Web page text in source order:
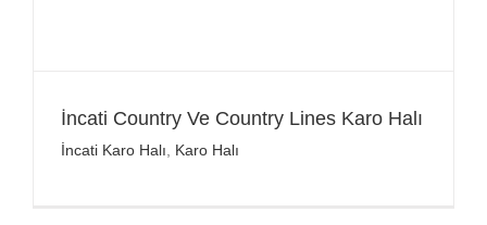
İncati Country Ve Country Lines Karo Halı
İncati Karo Halı Karo Halı